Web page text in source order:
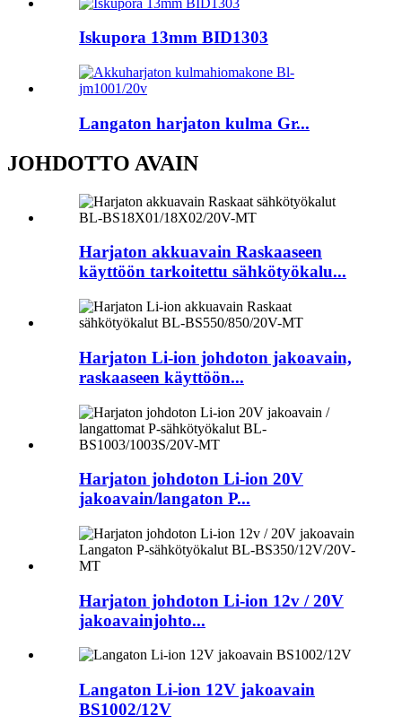
Iskupora 13mm BID1303
Langaton harjaton kulma Gr...
JOHDOTTO AVAIN
Harjaton akkuavain Raskaaseen
käyttöön tarkoitettu sähkötyökalu...
Harjaton Li-ion johdoton jakoavain,
raskaaseen käyttöön...
Harjaton johdoton Li-ion 20V
jakoavain/langaton P...
Harjaton johdoton Li-ion 12v / 20V
jakoavainjohto...
Langaton Li-ion 12V jakoavain
BS1002/12V